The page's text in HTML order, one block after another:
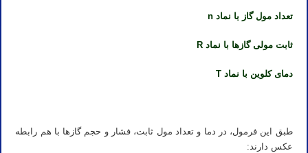
تعداد مول گاز با نماد n
ثابت مولی گازها با نماد R
دمای کلوین با نماد T
طبق این فرمول، در دما و تعداد مول ثابت، فشار و حجم گازها با هم رابطه
عکس دارند: